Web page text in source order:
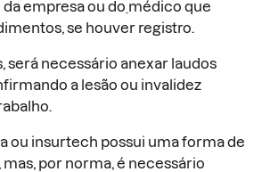
empresa ou do médico que
se houver registro.
será necessário anexar laudos
a lesão ou invalidez
ou insurtech possui uma forma de
por norma, é necessário